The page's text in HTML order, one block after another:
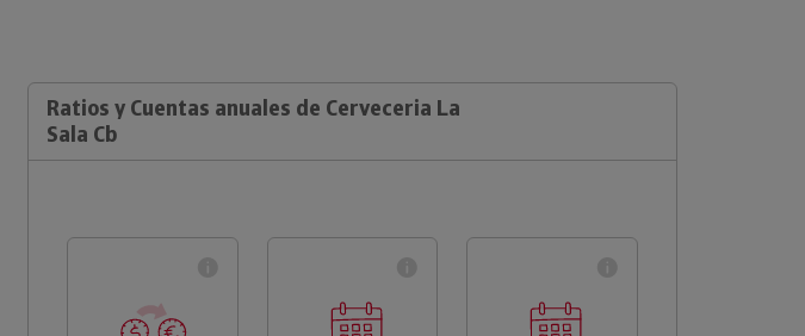
Ratios y Cuentas anuales de Cerveceria La
Sala Cb